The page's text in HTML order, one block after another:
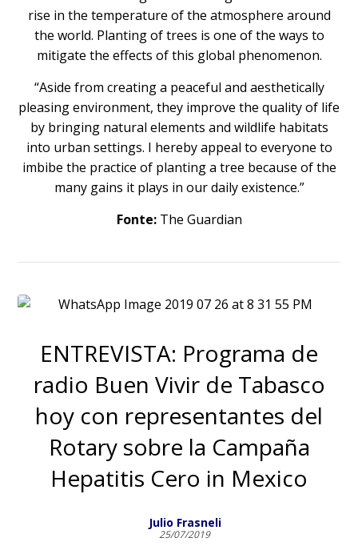
rise in the temperature of the atmosphere around
the world. Planting of trees is one of the ways to
mitigate the effects of this global phenomenon.
“Aside from creating a peaceful and aesthetically
pleasing environment, they improve the quality of life
by bringing natural elements and wildlife habitats
into urban settings. I hereby appeal to everyone to
imbibe the practice of planting a tree because of the
many gains it plays in our daily existence.”
Fonte: The Guardian
ENTREVISTA: Programa de
radio Buen Vivir de Tabasco
hoy con representantes del
Rotary sobre la Campaña
Hepatitis Cero in Mexico
Julio Frasneli
25/07/2019